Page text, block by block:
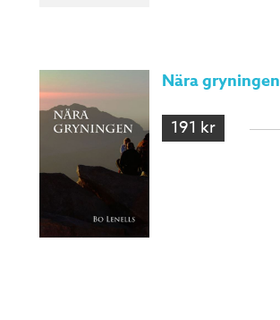
Nära gryningen
191 kr